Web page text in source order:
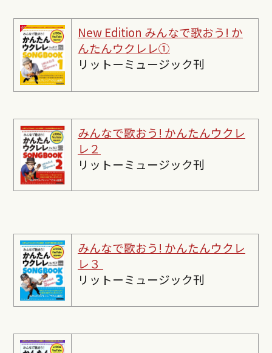
New Edition みんなで歌おう! か
んたんウクレレ①
リットーミュージック刊
みんなで歌おう! かんたんウクレ
レ２
リットーミュージック刊
みんなで歌おう! かんたんウクレ
レ３
リットーミュージック刊